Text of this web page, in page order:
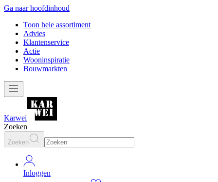
Ga naar hoofdinhoud
Toon hele assortiment
Advies
Klantenservice
Actie
Wooninspiratie
Bouwmarkten
Karwei
Zoeken
Zoeken
Inloggen